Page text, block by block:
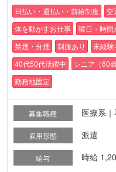
日払い・週払い・前給制度 交
体を動かすお仕事
曜日・時間
禁煙・分煙
制服あり 未経験
40代50代活躍中
シニア（60
勤務地固定
募集職種 医療系
雇用形態 派遣
給与 時給